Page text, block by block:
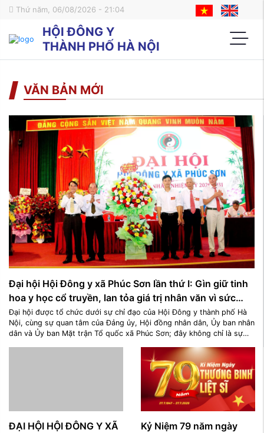
Thứ năm, 06/08/2026 - 21:04
HỘI ĐÔNG Y
THÀNH PHỐ HÀ NỘI
VĂN BẢN MỚI
Đại hội Hội Đông y xã Phúc Sơn lần thứ I: Gìn giữ tinh
hoa y học cổ truyền, lan tỏa giá trị nhân văn vì sức
khỏe cộng đồng
Đại hội được tổ chức dưới sự chỉ đạo của Hội Đông y thành phố Hà
Nội, cùng sự quan tâm của Đảng ủy, Hội đồng nhân dân, Ủy ban nhân
dân và Ủy ban Mặt trận Tổ quốc xã Phúc Sơn; đây không chỉ là sự
truyền, mà còn là dịp tôn vinh y đức, y thuật và trách nhiệm ...
ĐẠI HỘI HỘI ĐÔNG Y XÃ
Kỷ Niệm 79 năm ngày